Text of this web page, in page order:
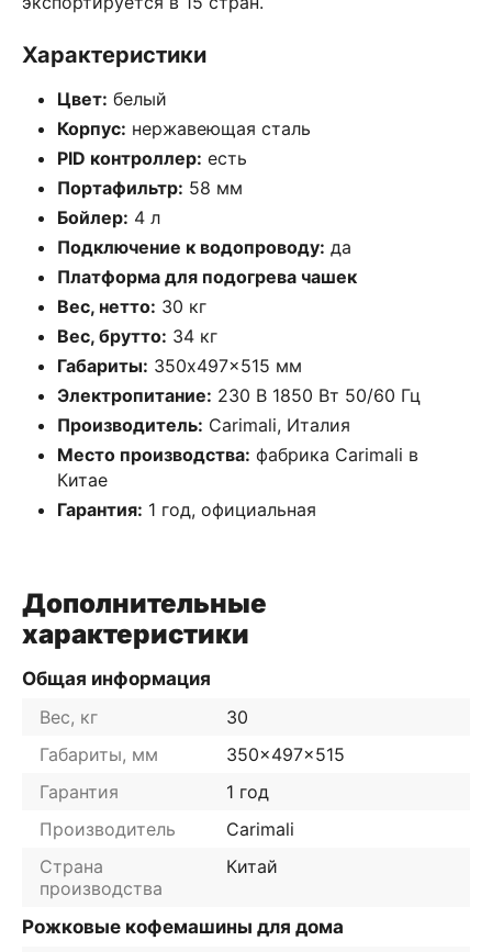
Характеристики
Цвет: белый
Корпус: нержавеющая сталь
PID контроллер: есть
Портафильтр: 58 мм
Бойлер: 4 л
Подключение к водопроводу: да
Платформа для подогрева чашек
Вес, нетто: 30 кг
Вес, брутто: 34 кг
Габариты: 350x497x515 мм
Электропитание: 230 В 1850 Вт 50/60 Гц
Производитель: Carimali, Италия
Место производства: фабрика Carimali в
Китае
Гарантия: 1 год, официальная
Дополнительные
характеристики
Общая информация
Вес, кг
30
Габариты, мм
350x497x515
Гарантия
1 год
Производитель
Carimali
Страна
производства
Китай
Рожковые кофемашины для дома